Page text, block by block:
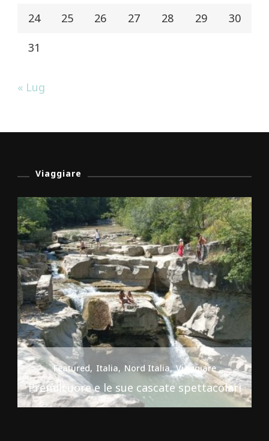
24 25 26 27 28 29 30
31
« Lug
Viaggiare
Featured Italia Nord Italia Viaggiare
Premilcuore e le sue cascate spettacolari